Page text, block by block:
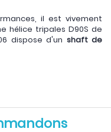
il est vivement
hélice tripales D90S de
dispose d'un shaft de